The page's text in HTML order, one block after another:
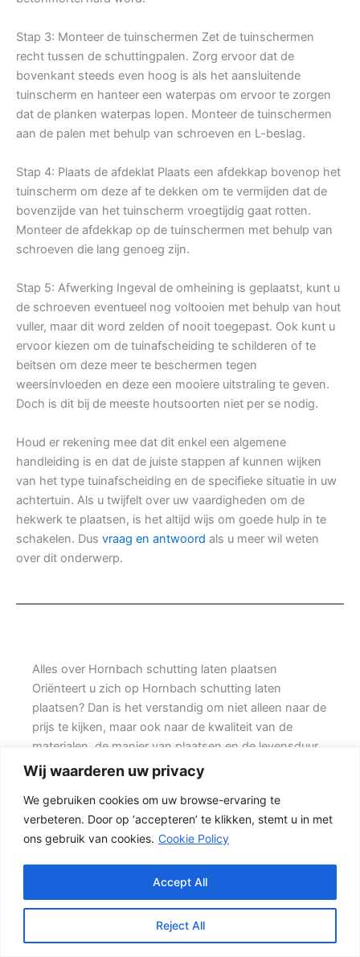
Wij waarderen uw privacy
We gebruiken cookies om uw browse-ervaring te
verbeteren. Door op ‘accepteren’ te klikken, stemt u in met
ons gebruik van cookies. Cookie Policy
Reject All
Accept All
Stap 3: Monteer de tuinschermen Zet de tuinschermen
recht tussen de schuttingpalen. Zorg ervoor dat de
bovenkant steeds even hoog is als het aansluitende
tuinscherm en hanteer een waterpas om ervoor te zorgen
dat de planken waterpas lopen. Monteer de tuinschermen
aan de palen met behulp van schroeven en L-beslag.
Stap 4: Plaats de afdeklat Plaats een afdekkap bovenop het
tuinscherm om deze af te dekken om te vermijden dat de
bovenzijde van het tuinscherm vroegtijdig gaat rotten.
Monteer de afdekkap op de tuinschermen met behulp van
schroeven die lang genoeg zijn.
Stap 5: Afwerking Ingeval de omheining is geplaatst, kunt u
de schroeven eventueel nog voltooien met behulp van hout
vuller, maar dit word zelden of nooit toegepast. Ook kunt u
ervoor kiezen om de tuinafscheiding te schilderen of te
beitsen om deze meer te beschermen tegen
weersinvloeden en deze een mooiere uitstraling te geven.
Doch is dit bij de meeste houtsoorten niet per se nodig.
Houd er rekening mee dat dit enkel een algemene
handleiding is en dat de juiste stappen af kunnen wijken
van het type tuinafscheiding en de specifieke situatie in uw
achtertuin. Als u twijfelt over uw vaardigheden om de
hekwerk te plaatsen, is het altijd wijs om goede hulp in te
schakelen. Dus vraag en antwoord als u meer wil weten
over dit onderwerp.
Alles over Hornbach schutting laten plaatsen
Oriënteert u zich op Hornbach schutting laten
plaatsen? Dan is het verstandig om niet alleen naar de
prijs te kijken, maar ook naar de kwaliteit van de
materialen, de manier van plaatsen en de levensduur
van de complete schutting. Prins Schuttingen helpt
mooie oplossing.
Een goede schutting begint bij een duidelijke keuze.
Wilt u vooral privacy, dan is een dichte schutting
meestal de beste keuze. Daarom is persoonlijk advies
vaak beter dan alleen online een standaardprijs